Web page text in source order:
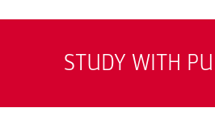
STUDY WITH